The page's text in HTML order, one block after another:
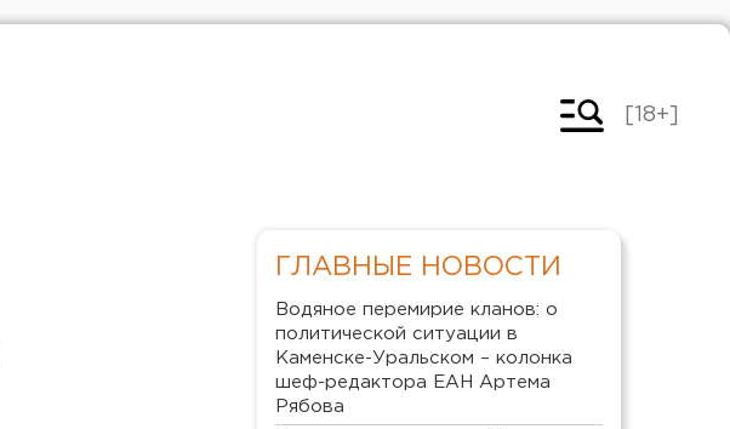
[18+]
ГЛАВНЫЕ НОВОСТИ
Водяное перемирие кланов: о
политической ситуации в
Каменске-Уральском – колонка
шеф-редактора ЕАН Артема
Рябова